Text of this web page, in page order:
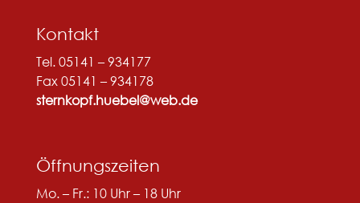
Kontakt
Tel. 05141 – 934177
Fax 05141 – 934178
sternkopf.huebel@web.de
Öffnungszeiten
Mo. – Fr.: 10 Uhr – 18 Uhr